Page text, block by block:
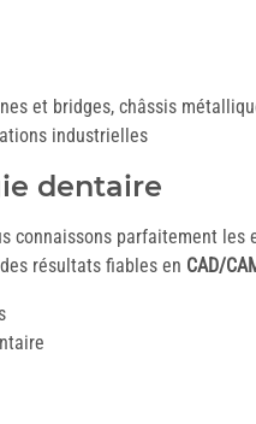
et bridges, châssis
industrielles
dentaire
parfaitement
résultats fiables en CAD/